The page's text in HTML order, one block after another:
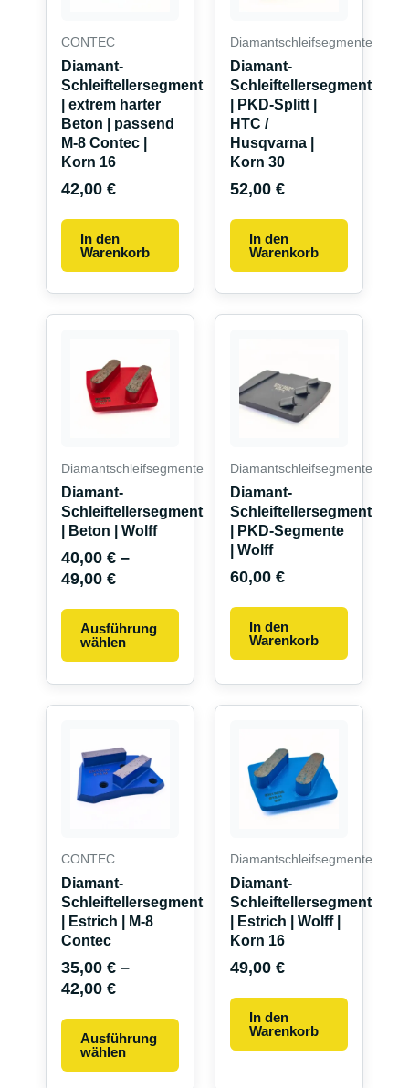
CONTEC
Diamant-
Schleiftellersegment
| extrem harter
Beton | passend
M-8 Contec |
Korn 16
42,00€
In den
Warenkorb
Diamantschleifsegmente
Diamant-
Schleiftellersegment
| PKD-Splitt |
HTC /
Husqvarna |
Korn 30
52,00 €
In den
Warenkorb
Diamantschleifsegmente
Diamant-
Schleiftellersegment
| Beton | Wolff
40,00€ –
49,00€
Ausführung
wählen
Die
Optionen
können
Produktseite
Diamantschleifsegmente
Diamant-
Schleiftellersegment
| PKD-Segmente
| Wolff
60,00 €
In den
Warenkorb
CONTEC
Diamant-
Schleiftellersegment
| Estrich | M-8
Contec
35,00€ –
42,00€
Ausführung
wählen
Optionen
können
Produktseite
Diamantschleifsegmente
Diamant-
Schleiftellersegment
| Estrich | Wolff |
Korn 16
49,00 €
In den
Warenkorb